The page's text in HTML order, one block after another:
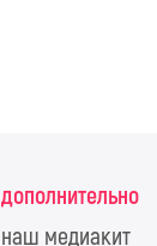
дополнительно
наш медиакит